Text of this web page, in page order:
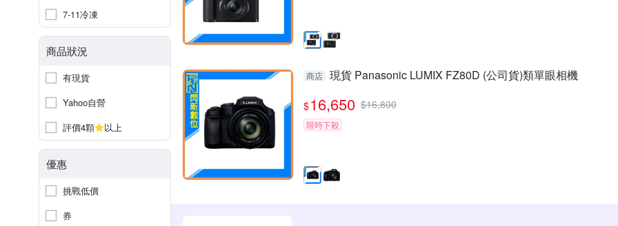
7-11冷凍
商品狀況
有現貨
Yahoo自營
評價4顆
以上
優惠
挑戰低價
券
商店 現貨 Panasonic LUMIX FZ80D (公司貨)類單眼相機
$16,650 $16,800
限時下殺